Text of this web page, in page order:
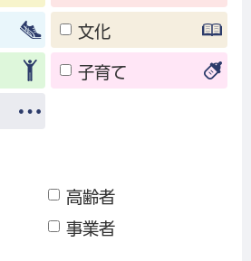
文化
子育て
高齢者
事業者